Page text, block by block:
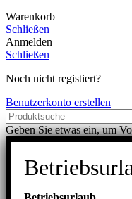
Warenkorb
Schließen
Anmelden
Schließen
Noch nicht registiert?
Benutzerkonto erstellen
Geben Sie etwas ein, um